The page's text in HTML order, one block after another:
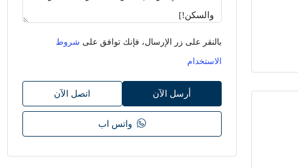
بالنقر على زر الإرسال، فإنك توافق على شروط
الاستخدام
أرسل الآن اتصل الآن
واتس اب